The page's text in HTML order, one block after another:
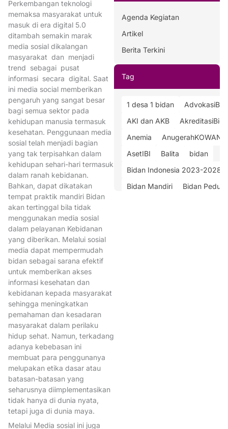
Perkembangan teknologi
memaksa masyarakat untuk
masuk di era digital 5.0
ditambah semakin marak
media sosial dikalangan
masyarakat dan menjadi
trend sebagai pusat
informasi secara digital. Saat
ini media social memberikan
pengaruh yang sangat besar
bagi semua sektor pada
kehidupan manusia termasuk
kesehatan. Penggunaan media
sosial telah menjadi bagian
yang tak terpisahkan dalam
kehidupan sehari-hari termasuk
dalam ranah kebidanan.
Bahkan, dapat dikatakan
tempat praktik mandiri Bidan
akan tertinggal bila tidak
menggunakan media sosial
dalam pelayanan Kebidanan
yang diberikan. Melalui sosial
media dapat mempermudah
bidan sebagai sarana efektif
untuk memberikan akses
informasi kesehatan dan
kebidanan kepada masyarakat
sehingga meningkatkan
pemahaman dan kesadaran
masyarakat dalam perilaku
hidup sehat. Namun, terkadang
adanya kebebasan ini
membuat para penggunanya
melupakan etika dasar atau
batasan-batasan yang
seharusnya diimplementasikan
tidak hanya di dunia nyata,
tetapi juga di dunia maya.
Melalui Media sosial ini juga
Agenda Kegiatan
Artikel
Berita Terkini
Tag
1 desa 1 bidan
AKI dan AKB
Anemia
AnugerahKOWANI
AsetIBI
Balita
bidan
Bidan Indonesia 2023-2028
Bidan Mandiri
Bidan Peduli